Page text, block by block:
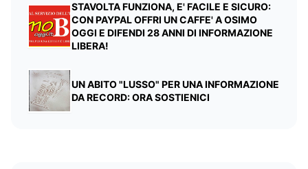
STAVOLTA FUNZIONA, E' FACILE E SICURO:
CON PAYPAL OFFRI UN CAFFE' A OSIMO
OGGI E DIFENDI 28 ANNI DI INFORMAZIONE
LIBERA!
UN ABITO "LUSSO" PER UNA INFORMAZIONE
DA RECORD: ORA SOSTIENICI